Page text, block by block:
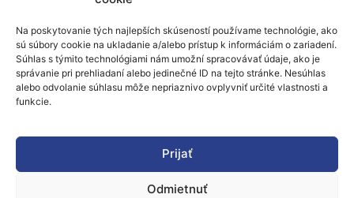
Na poskytovanie tých najlepších skúseností používame technológie, ako
sú súbory cookie na ukladanie a/alebo prístup k informáciám o zariadení.
Súhlas s týmito technológiami nám umožní spracovávať údaje, ako je
správanie pri prehliadaní alebo jedinečné ID na tejto stránke. Nesúhlas
alebo odvolanie súhlasu môže nepriaznivo ovplyvniť určité vlastnosti a
funkcie.
Prijať
Odmietnuť
riešení do riadenia mestských
služieb ako sú doprava, energetika a bývanie.
Želáme si, aby každé mesto zdieľalo s účastníkmi svoj
úspešný príbeh a dobré postupy, čo ponúkne možnosť
francúzskymi aktérmi Smart City.
Organizácia podujatia